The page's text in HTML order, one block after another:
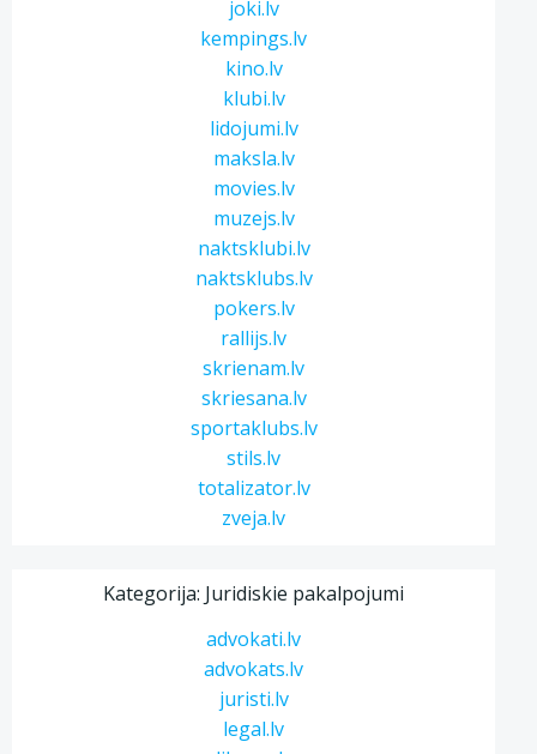
joki.lv
kempings.lv
kino.lv
klubi.lv
lidojumi.lv
maksla.lv
movies.lv
muzejs.lv
naktsklubi.lv
naktsklubs.lv
pokers.lv
rallijs.lv
skrienam.lv
skriesana.lv
sportaklubs.lv
stils.lv
totalizator.lv
zveja.lv
Kategorija: Juridiskie pakalpojumi
advokati.lv
advokats.lv
juristi.lv
legal.lv